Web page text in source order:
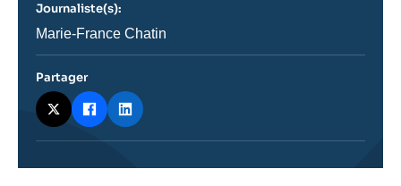
ou
émission
Journaliste(s):
Journaliste
Marie-France Chatin
Partager